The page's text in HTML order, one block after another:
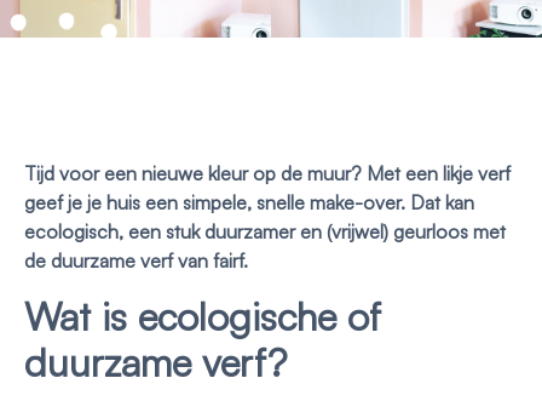
Tijd voor een nieuwe kleur op de muur? Met een likje verf
geef je je huis een simpele, snelle make-over. Dat kan
ecologisch, een stuk duurzamer en (vrijwel) geurloos met
de duurzame verf van fairf.
Wat is ecologische of
duurzame verf?